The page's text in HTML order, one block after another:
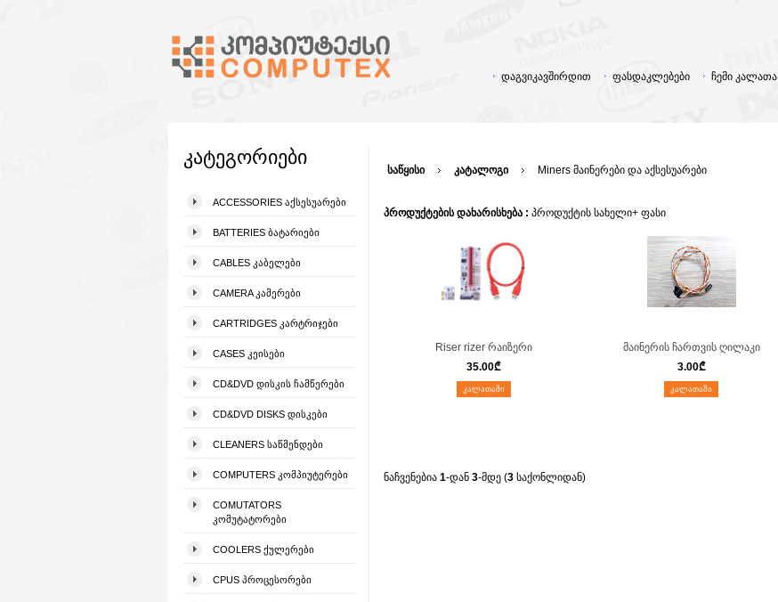
ჩემი კალათა
ფასდაკლებები
დაგვიკავშირდით
კატეგორიები
ACCESSORIES ᲐᲥᲡᲔᲡᲣᲐᲠᲔᲑᲘ
BATTERIES ᲑᲐᲢᲐᲠᲘᲔᲑᲘ
CABLES ᲙᲐᲑᲔᲚᲔᲑᲘ
CAMERA ᲙᲐᲛᲔᲠᲔᲑᲘ
CARTRIDGES ᲙᲐᲠᲢᲠᲘᲯᲔᲑᲘ
CASES ᲙᲔᲘᲡᲔᲑᲘ
CD&DVD ᲓᲘᲡᲙᲘᲡ ᲩᲐᲛᲬᲔᲠᲔᲑᲘ
CD&DVD DISKS ᲓᲘᲡᲙᲔᲑᲘ
CLEANERS ᲡᲐᲬᲛᲔᲜᲓᲔᲑᲘ
COMPUTERS ᲙᲝᲛᲞᲘᲣᲢᲔᲠᲔᲑᲘ
COMUTATORS
ᲙᲝᲛᲣᲢᲐᲢᲝᲠᲔᲑᲘ
COOLERS ᲥᲣᲚᲔᲠᲔᲑᲘ
CPUS ᲞᲠᲝᲪᲔᲡᲝᲠᲔᲑᲘ
საწყისი კატალოგი Miners მაინერები და აქსესუარები
პროდუქტების დახარისხება : პროდუქტის სახელი+ ფასი
Riser rizer რაიზერი
35.00₾
ᲙᲐᲚᲐᲗᲐᲨᲘ
მაინერის ჩართვის ღილაკი
3.00₾
ᲙᲐᲚᲐᲗᲐᲨᲘ
ნაჩვენებია 1-დან 3-მდე (3 საქონლიდან)